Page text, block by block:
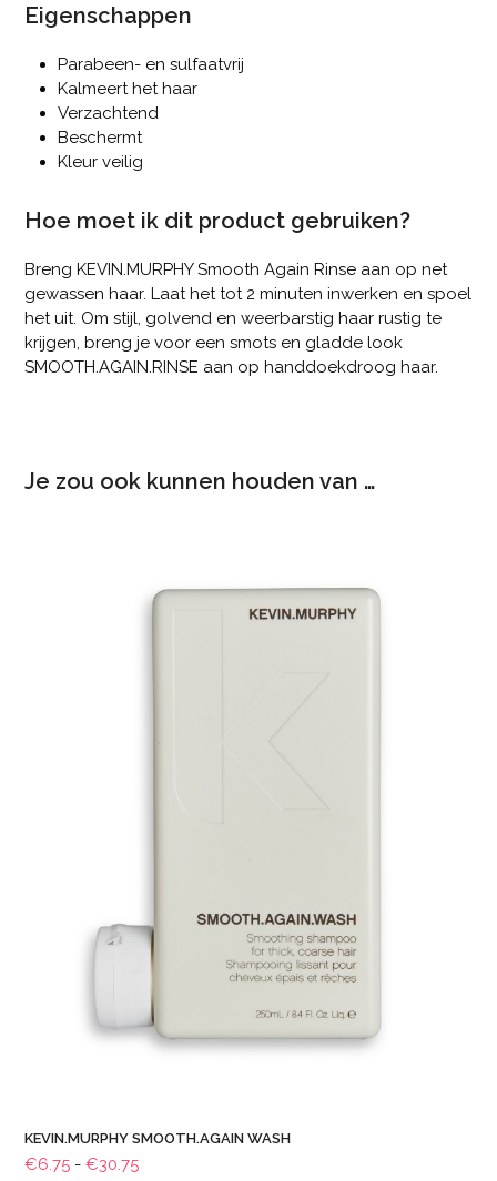
Eigenschappen
Parabeen- en sulfaatvrij
Kalmeert het haar
Verzachtend
Beschermt
Kleur veilig
Hoe moet ik dit product gebruiken?
Breng KEVIN.MURPHY Smooth Again Rinse aan op net
gewassen haar. Laat het tot 2 minuten inwerken en spoel
het uit. Om stijl, golvend en weerbarstig haar rustig te
krijgen, breng je voor een smots en gladde look
SMOOTH.AGAIN.RINSE aan op handdoekdroog haar.
Je zou ook kunnen houden van …
KEVIN.MURPHY SMOOTH.AGAIN WASH
€6.75 - €30.75Prijsklasse: